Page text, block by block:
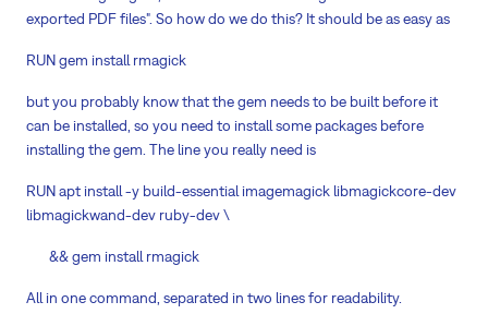
exported PDF files". So how do we do this? It should be as easy as
RUN gem install rmagick
but you probably know that the gem needs to be built before it
can be installed, so you need to install some packages before
installing the gem. The line you really need is
RUN apt install -y build-essential imagemagick libmagickcore-dev
libmagickwand-dev ruby-dev \
&& gem install rmagick
All in one command, separated in two lines for readability.